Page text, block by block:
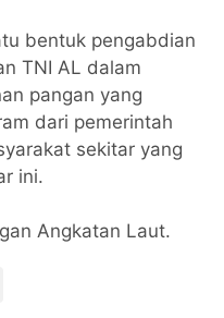
bentuk pengabdian
TNI AL dalam
pangan yang
dari pemerintah
sekitar yang
ini.
Angkatan Laut.